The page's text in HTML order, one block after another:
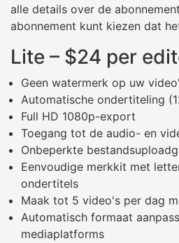
alle details over de
abonnement kunt kiezen dat
Lite – $24 per
Geen watermerk op uw
Automatische ondertiteling
Full HD 1080p-export
Toegang tot de audio- en
Onbeperkte
Eenvoudige merkkit met
ondertitels
Maak tot 5 video's per dag
Automatisch formaat
mediaplatforms